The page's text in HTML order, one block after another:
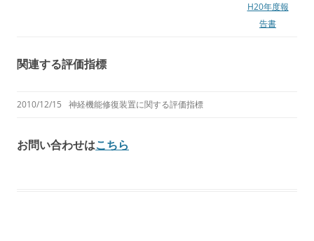
H20年度報
告書
関連する評価指標
2010/12/15 神経機能修復装置に関する評価指標
お問い合わせはこちら